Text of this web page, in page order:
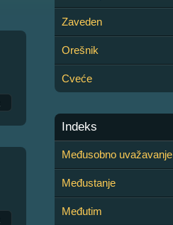
Zaveden
Orešnik
Cveće
Indeks
Međusobno uvažavanje
Međustanje
Međutim